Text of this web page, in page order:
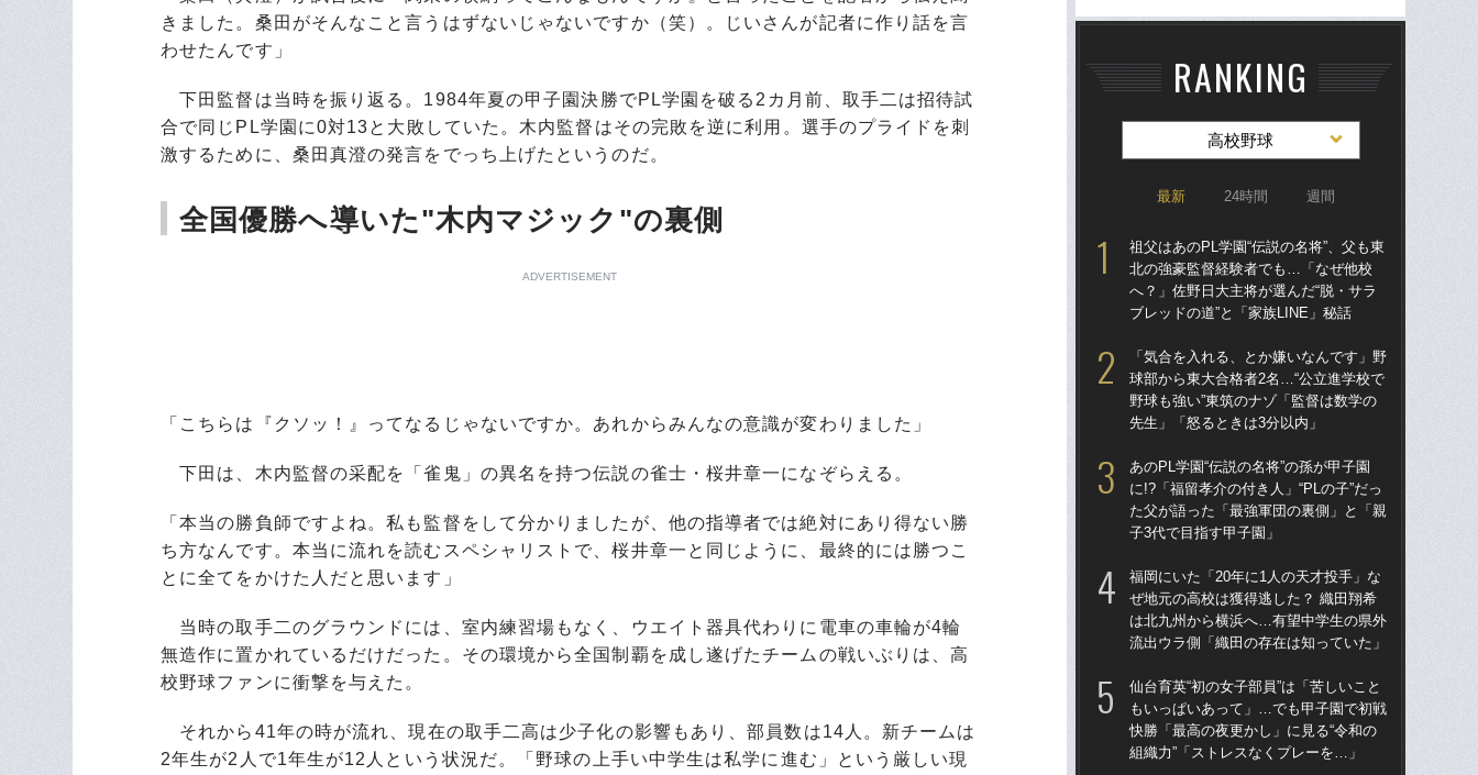
きました。桑田がそんなこと言うはずないじゃないですか（笑）。じいさんが記者に作り話を言
わせたんです」
下田監督は当時を振り返る。1984年夏の甲子園決勝でPL学園を破る2カ月前、取手二は招待試
合で同じPL学園に0対13と大敗していた。木内監督はその完敗を逆に利用。選手のプライドを刺
激するために、桑田真澄の発言をでっち上げたというのだ。
全国優勝へ導いた"木内マジック"の裏側
ADVERTISEMENT
「こちらは『クソッ！』ってなるじゃないですか。あれからみんなの意識が変わりました」
下田は、木内監督の采配を「雀鬼」の異名を持つ伝説の雀士・桜井章一になぞらえる。
「本当の勝負師ですよね。私も監督をして分かりましたが、他の指導者では絶対にあり得ない勝
ち方なんです。本当に流れを読むスペシャリストで、桜井章一と同じように、最終的には勝つこ
とに全てをかけた人だと思います」
当時の取手二のグラウンドには、室内練習場もなく、ウエイト器具代わりに電車の車輪が4輪
無造作に置かれているだけだった。その環境から全国制覇を成し遂げたチームの戦いぶりは、高
校野球ファンに衝撃を与えた。
それから41年の時が流れ、現在の取手二高は少子化の影響もあり、部員数は14人。新チームは
2年生が2人で1年生が12人という状況だ。「野球の上手い中学生は私学に進む」という厳しい現
RANKING
高校野球
最新 24時間 週間
祖父はあのPL学園“伝説の名将”、父も東
北の強豪監督経験者でも…「なぜ他校
へ？」佐野日大主将が選んだ“脱・サラ
ブレッドの道”と「家族LINE」秘話
「気合を入れる、とか嫌いなんです」野
球部から東大合格者2名…“公立進学校で
野球も強い”東筑のナゾ「監督は数学の
先生」「怒るときは3分以内」
あのPL学園“伝説の名将”の孫が甲子園
に!?「福留孝介の付き人」“PLの子”だっ
た父が語った「最強軍団の裏側」と「親
子3代で目指す甲子園」
福岡にいた「20年に1人の天才投手」な
ぜ地元の高校は獲得逃した？ 織田翔希
は北九州から横浜へ…有望中学生の県外
流出ウラ側「織田の存在は知っていた」
仙台育英“初の女子部員”は「苦しいこと
もいっぱいあって」…でも甲子園で初戦
快勝「最高の夜更かし」に見る“令和の
組織力”「ストレスなくプレーを…」